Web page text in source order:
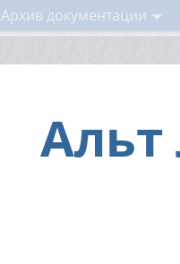
Архив документации